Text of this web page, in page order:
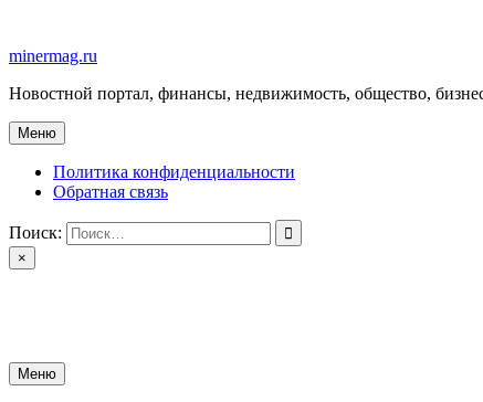
содержимому
minermag.ru
Новостной портал, финансы, недвижимость, общество,
Меню
Политика конфиденциальности
Обратная связь
Поиск:
×
Меню